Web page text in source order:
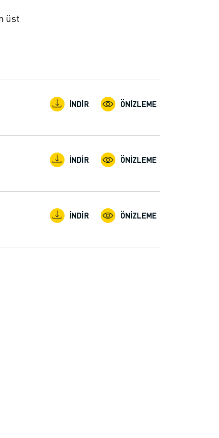
üst
İNDIR ÖNIZLEME
İNDIR ÖNIZLEME
İNDIR ÖNIZLEME